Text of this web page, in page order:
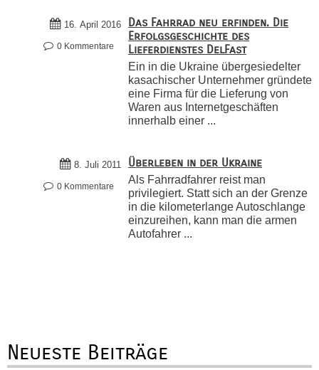
16. April 2016
0 Kommentare
Das Fahrrad neu erfinden. Die
Erfolgsgeschichte des
Lieferdienstes DelFast
Ein in die Ukraine übergesiedelter
kasachischer Unternehmer gründete
eine Firma für die Lieferung von
Waren aus Internetgeschäften
innerhalb einer ...
8. Juli 2011
0 Kommentare
Überleben in der Ukraine
Als Fahrradfahrer reist man
privilegiert. Statt sich an der Grenze
in die kilometerlange Autoschlange
einzureihen, kann man die armen
Autofahrer ...
Neueste Beiträge